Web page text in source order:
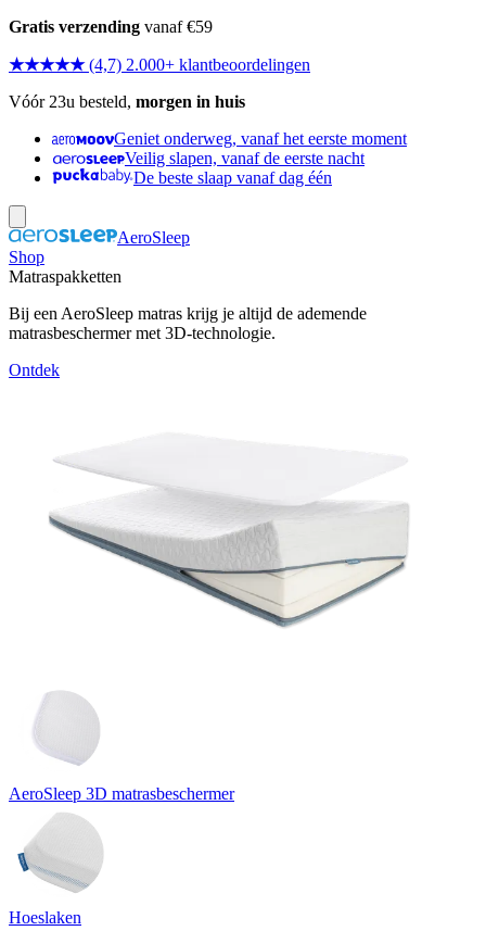
Gratis verzending vanaf €59
★★★★★ (4,7) 2.000+ klantbeoordelingen
Vóór 23u besteld, morgen in huis
Geniet onderweg, vanaf het eerste moment
Veilig slapen, vanaf de eerste nacht
De beste slaap vanaf dag één
AeroSleep
Shop
Matraspakketten
Bij een AeroSleep matras krijg je altijd de ademende
matrasbeschermer met 3D-technologie.
Ontdek
AeroSleep 3D matrasbeschermer
Hoeslaken